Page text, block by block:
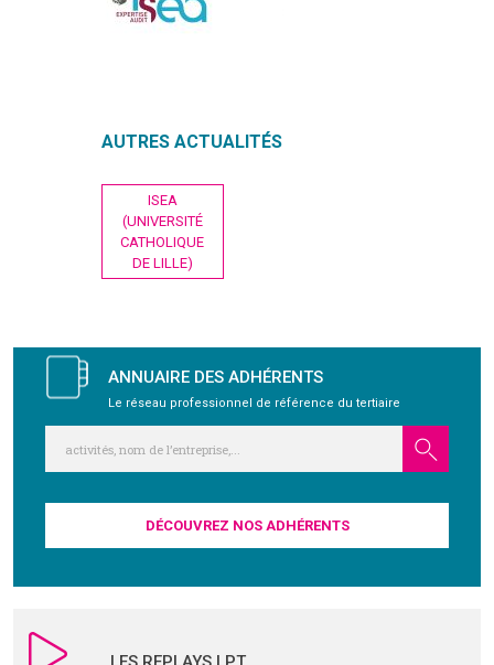
EVÉNEMENTS
PUBLICATIONS
AUTRES ACTUALITÉS
Navigation
l’article
ISEA
(UNIVERSITÉ
CATHOLIQUE
DE LILLE)
ANNUAIRE DES ADHÉRENTS
Le réseau professionnel de référence du tertiaire
DÉCOUVREZ NOS ADHÉRENTS